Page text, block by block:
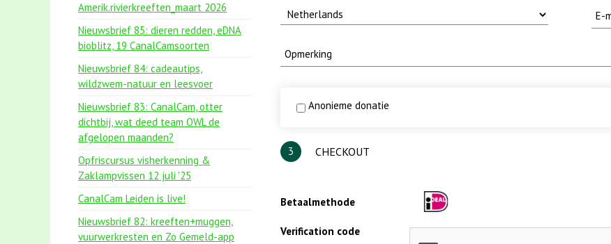
Anonieme donatie
3 CHECKOUT
Betaalmethode
Verification code
Amerik.rivierkreeften_maart 2026
Nieuwsbrief 85: dieren redden, eDNA
bioblitz, 19 CanalCamsoorten
Nieuwsbrief 84: cadeautips,
wildzwem-natuur en leesvoer
Nieuwsbrief 83: CanalCam, otter
dichtbij, wat deed team OWL de
afgelopen maanden?
Opfriscursus visherkenning &
Zaklampvissen 12 juli '25
CanalCam Leiden is live!
Nieuwsbrief 82: kreeften+muggen,
vuurwerkresten en Zo Gemeld-app